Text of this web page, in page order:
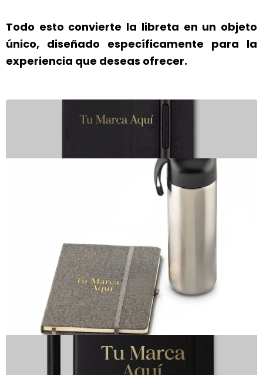
Todo esto convierte la libreta en un objeto
único, diseñado específicamente para la
experiencia que deseas ofrecer.